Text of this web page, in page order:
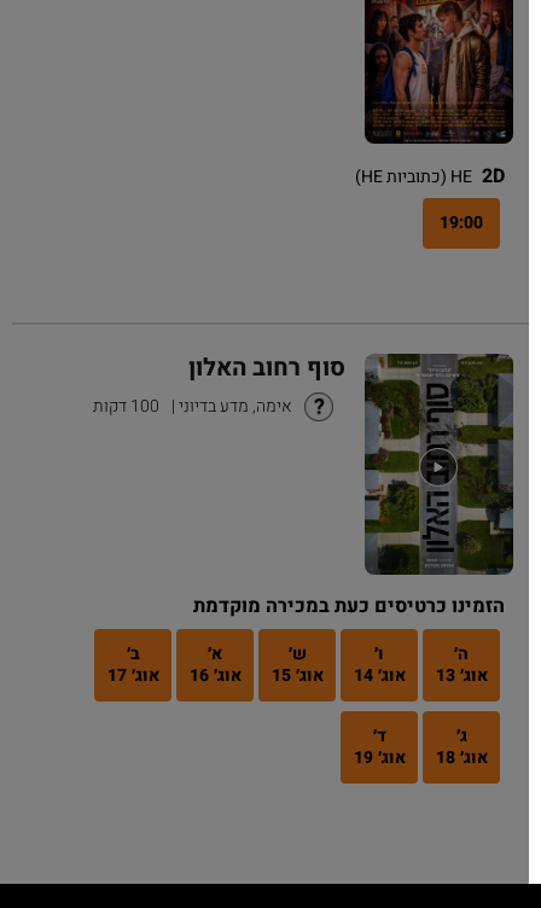
2D HE (כתוביות HE)
19:00
סוף רחוב האלון
אימה, מדע בדיוני| 100 דקות
הזמינו כרטיסים כעת במכירה מוקדמת
ה׳
אוג׳ 13
אוג׳ 14
ש׳
אוג׳ 15
א׳
אוג׳ 16
ב׳
אוג׳ 17
אוג׳ 18
ד׳
אוג׳ 19